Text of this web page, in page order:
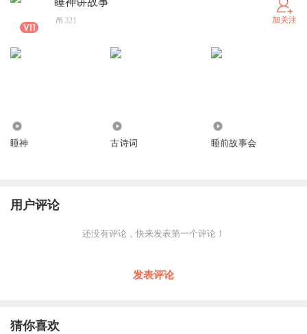
321 加关注
睡神 古诗词 睡前故事会
用户评论
还没有评论，快来发表第一个评论！
发表评论
猜你喜欢